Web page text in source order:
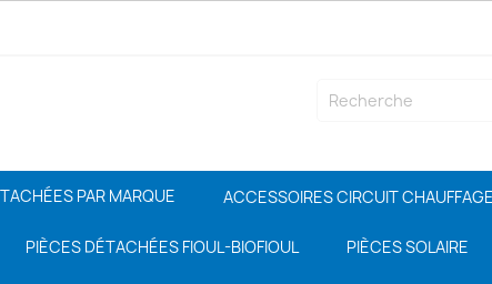
PAR MARQUE ACCESSOIRES CIRCUIT CHAUFFAGE
PIÈCES DÉTACHÉES FIOUL-BIOFIOUL PIÈCES SOLAIRE